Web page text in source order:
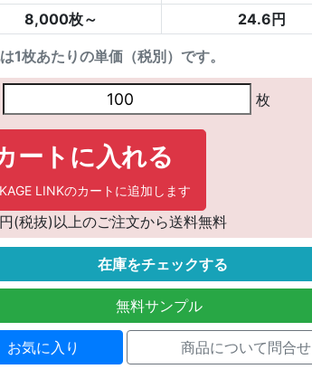
1枚あたりの単価（税別）です。
8,000枚～
24.6円
枚
ートに入れる
LINKのカートに追加します
(税抜)以上のご注文から送料無料
在庫をチェックする
無料サンプル
お気に入り 商品について問合せ